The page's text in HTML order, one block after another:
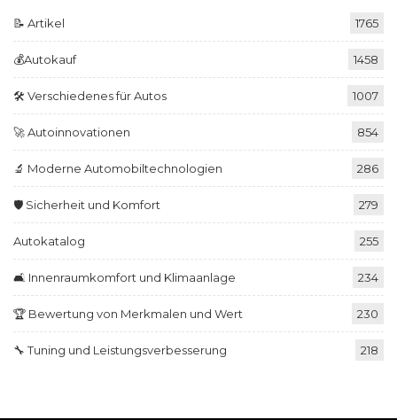
📝 Artikel 1765
💰Autokauf 1458
🛠️ Verschiedenes für Autos 1007
🚀 Autoinnovationen 854
🔬 Moderne Automobiltechnologien 286
🛡️ Sicherheit und Komfort 279
Autokatalog 255
🛋️ Innenraumkomfort und Klimaanlage 234
🏆 Bewertung von Merkmalen und Wert 230
🔧 Tuning und Leistungsverbesserung 218